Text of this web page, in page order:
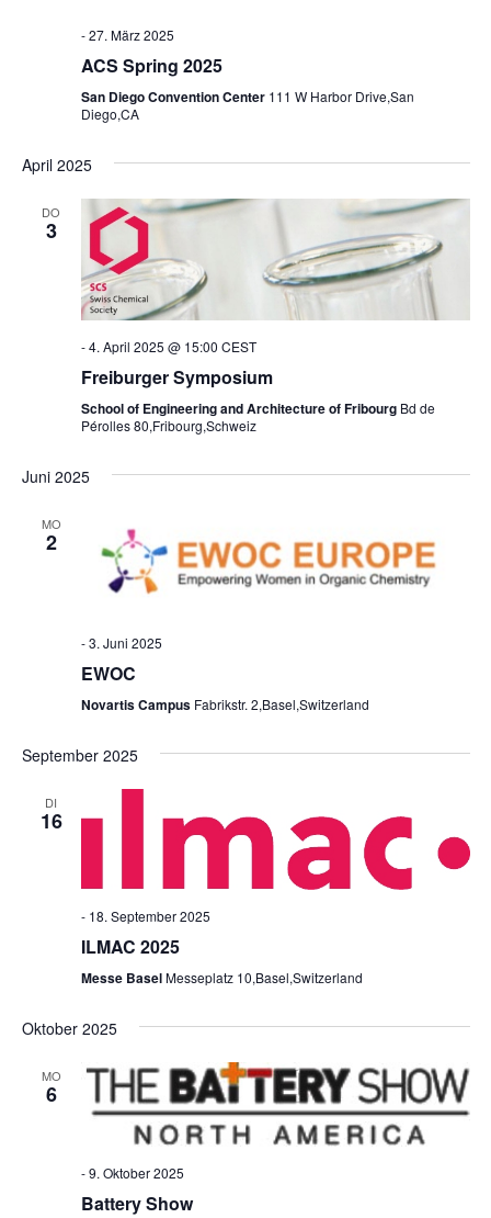
-27. März 2025
ACS Spring 2025
San Diego Convention Center 111 W Harbor Drive,San
Diego,CA
April 2025
DO
3
-4. April 2025 @ 15:00 CEST
Freiburger Symposium
School of Engineering and Architecture of Fribourg Bd de
Pérolles 80,Fribourg,Schweiz
Juni 2025
MO
2
-3. Juni 2025
EWOC
Novartis Campus Fabrikstr. 2,Basel,Switzerland
September 2025
DI
16
- 18. September 2025
ILMAC 2025
Messe BaselMesseplatz 10,Basel,Switzerland
Oktober 2025
MO
6
-9. Oktober 2025
Battery Show